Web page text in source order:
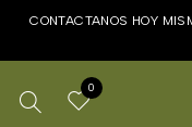
CONTACTANOS HOY
0